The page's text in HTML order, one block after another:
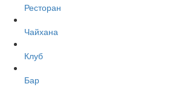
Ресторан
Чайхана
Клуб
Бар